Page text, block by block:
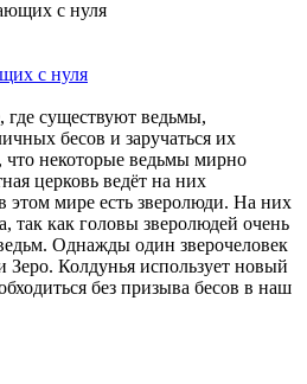
с нуля
где существуют ведьмы,
бесов и заручаться их
некоторые ведьмы мирно
церковь ведёт на них
этом мире есть зверолюди. На них
так как головы зверолюдей очень
Однажды один зверочеловек
Зеро. Колдунья использует новый
без призыва бесов в наш